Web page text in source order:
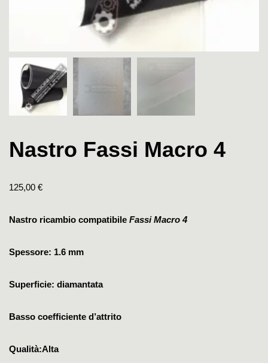
Nastro Fassi Macro 4
125,00 €
Nastro ricambio compatibile Fassi Macro 4
Spessore: 1.6 mm
Superficie: diamantata
Basso coefficiente d’attrito
Qualità:Alta